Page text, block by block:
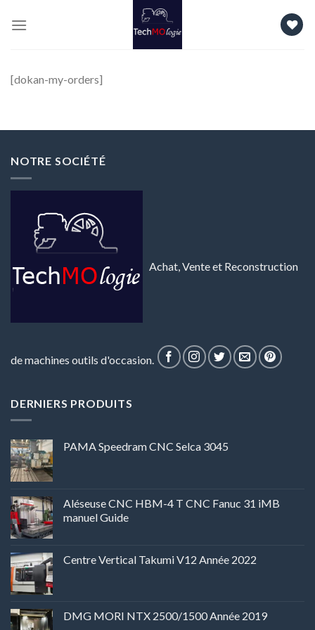
[dokan-my-orders]
NOTRE SOCIÉTÉ
Achat, Vente et Reconstruction
de machines outils d'occasion.
DERNIERS PRODUITS
PAMA Speedram CNC Selca 3045
Aléseuse CNC HBM-4 T CNC Fanuc 31 iMB
manuel Guide
Centre Vertical Takumi V12 Année 2022
DMG MORI NTX 2500/1500 Année 2019